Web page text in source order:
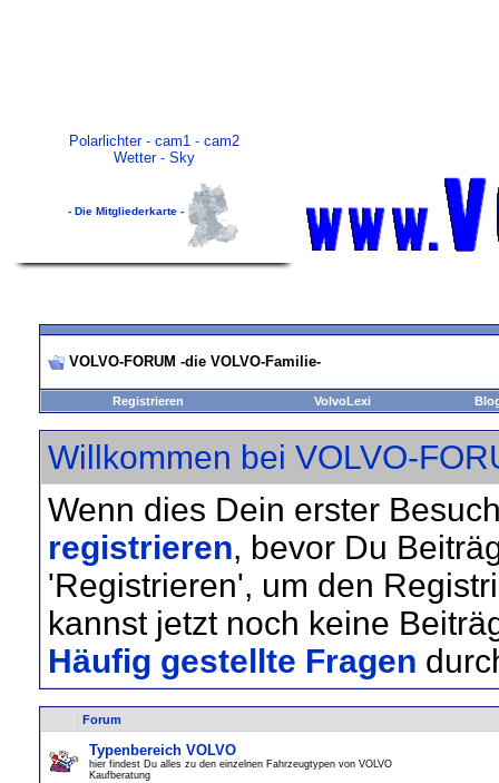
Polarlichter- cam1- cam2
Wetter- Sky
- Die Mitgliederkarte -
VOLVO-FORUM -die VOLVO-Familie-
Registrieren VolvoLexi
Willkommen bei VOLVO-
Wenn dies Dein erster
registrieren, bevor Du
'Registrieren', um den
kannst jetzt noch keine
Häufig gestellte Fragen
Forum
Typenbereich VOLVO
hier findest Du alles zu den einzelnen Fahrzeugtypen von VOLVO
Kaufberatung